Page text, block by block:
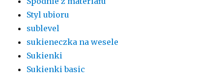
Styl ubioru
sublevel
sukieneczka na wesele
Sukienki
Sukienki basic